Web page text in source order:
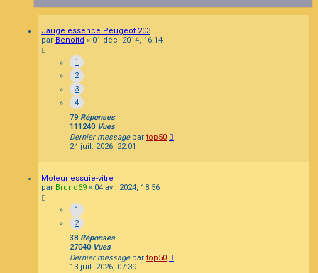
Jauge essence Peugeot 203
par Benoitd » 01 déc. 2014, 16:14
1
2
3
4
79 Réponses
111240 Vues
Dernier message par top50
24 juil. 2026, 22:01
Moteur essuie-vitre
par Bruno69 » 04 avr. 2024, 18:56
1
2
38 Réponses
27040 Vues
Dernier message par top50
13 juil. 2026, 07:39